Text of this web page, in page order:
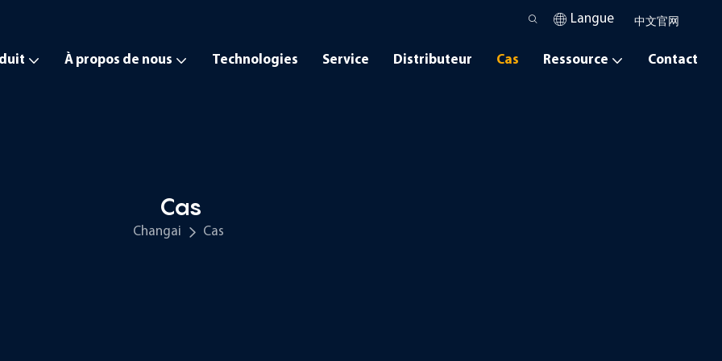
Langue 中文官网
À propos de nous Technologies Service Distributeur Cas Ressource Contact
Cas
Changai Cas